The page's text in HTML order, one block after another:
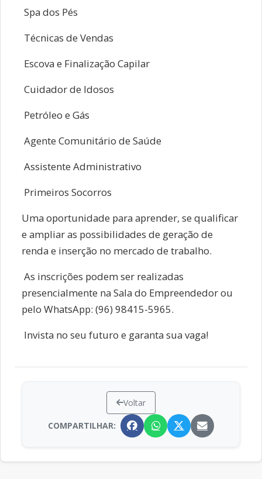
Spa dos Pés
Técnicas de Vendas
Escova e Finalização Capilar
Cuidador de Idosos
Petróleo e Gás
Agente Comunitário de Saúde
Assistente Administrativo
Primeiros Socorros
Uma oportunidade para aprender, se qualificar
e ampliar as possibilidades de geração de
renda e inserção no mercado de trabalho.
As inscrições podem ser realizadas
presencialmente na Sala do Empreendedor ou
pelo WhatsApp: (96) 98415-5965.
Invista no seu futuro e garanta sua vaga!
Voltar
COMPARTILHAR: